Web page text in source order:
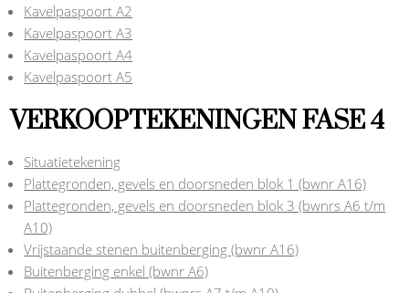
Kavelpaspoort A2
Kavelpaspoort A3
Kavelpaspoort A4
Kavelpaspoort A5
VERKOOPTEKENINGEN FASE 4
Situatietekening
Plattegronden, gevels en doorsneden blok 1 (bwnr A16)
Plattegronden, gevels en doorsneden blok 3 (bwnrs A6 t/m
A10)
Vrijstaande stenen buitenberging (bwnr A16)
Buitenberging enkel (bwnr A6)